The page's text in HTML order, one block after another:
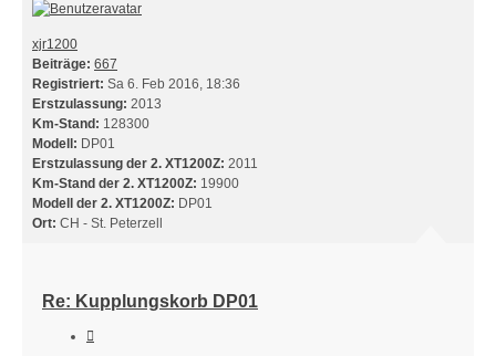
xjr1200
Beiträge: 667
Registriert: Sa 6. Feb 2016, 18:36
Erstzulassung: 2013
Km-Stand: 128300
Modell: DP01
Erstzulassung der 2. XT1200Z: 2011
Km-Stand der 2. XT1200Z: 19900
Modell der 2. XT1200Z: DP01
Ort: CH - St. Peterzell
Re: Kupplungskorb DP01